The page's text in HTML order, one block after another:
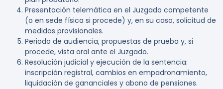
Presentación telemática en el Juzgado competente
(o en sede física si procede) y, en su caso, solicitud de
medidas provisionales.
Periodo de audiencia, propuestas de prueba y, si
procede, vista oral ante el Juzgado.
Resolución judicial y ejecución de la sentencia:
inscripción registral, cambios en empadronamiento,
liquidación de gananciales y abono de pensiones.